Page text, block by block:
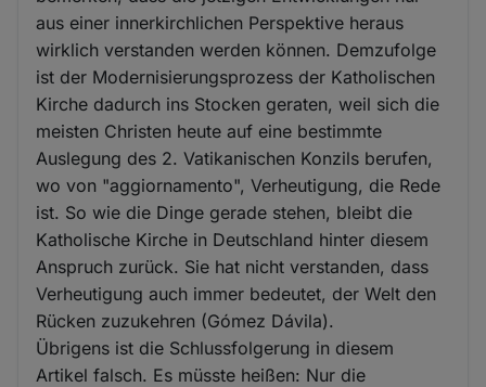
aus einer innerkirchlichen Perspektive heraus
wirklich verstanden werden können. Demzufolge
ist der Modernisierungsprozess der Katholischen
Kirche dadurch ins Stocken geraten, weil sich die
meisten Christen heute auf eine bestimmte
Auslegung des 2. Vatikanischen Konzils berufen,
wo von "aggiornamento", Verheutigung, die Rede
ist. So wie die Dinge gerade stehen, bleibt die
Katholische Kirche in Deutschland hinter diesem
Anspruch zurück. Sie hat nicht verstanden, dass
Verheutigung auch immer bedeutet, der Welt den
Rücken zuzukehren (Gómez Dávila).
Übrigens ist die Schlussfolgerung in diesem
Artikel falsch. Es müsste heißen: Nur die